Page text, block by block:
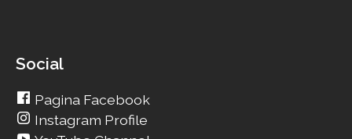
Social
Pagina Facebook
Instagram Profile